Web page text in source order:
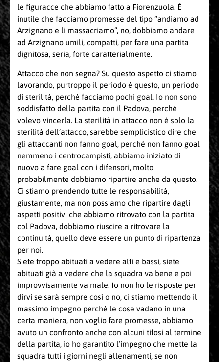
le figuracce che abbiamo fatto a Fiorenzuola. È
inutile che facciamo promesse del tipo “andiamo ad
Arzignano e li massacriamo”, no, dobbiamo andare
ad Arzignano umili, compatti, per fare una partita
dignitosa, seria, forte caratterialmente.
Attacco che non segna? Su questo aspetto ci stiamo
lavorando, purtroppo il periodo è questo, un periodo
di sterilità, perché facciamo pochi goal. Io non sono
soddisfatto della partita con il Padova, perché
volevo vincerla. La sterilità in attacco non è solo la
sterilità dell’attacco, sarebbe semplicistico dire che
gli attaccanti non fanno goal, perché non fanno goal
nemmeno i centrocampisti, abbiamo iniziato di
nuovo a fare goal con i difensori, molto
probabilmente dobbiamo ripartire anche da questo.
Ci stiamo prendendo tutte le responsabilità,
giustamente, ma non possiamo che ripartire dagli
aspetti positivi che abbiamo ritrovato con la partita
col Padova, dobbiamo riuscire a ritrovare la
continuità, quello deve essere un punto di ripartenza
per noi.
Siete troppo abituati a vedere alti e bassi, siete
abituati già a vedere che la squadra va bene e poi
improvvisamente va male. Io non ho le risposte per
dirvi se sarà sempre così o no, ci stiamo mettendo il
massimo impegno perché le cose vadano in una
certa maniera, non voglio fare promesse, abbiamo
avuto un confronto anche con alcuni tifosi al termine
della partita, io ho garantito l’impegno che mette la
squadra tutti i giorni negli allenamenti, se non